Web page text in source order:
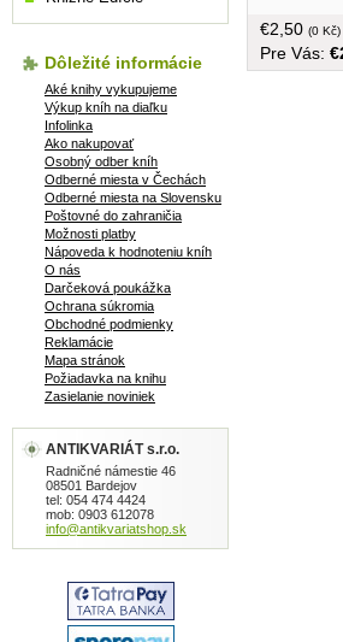
napriek
nie je
€2,50 (0 Kč)
Pre Vás:
Dôležité informácie
Aké knihy vykupujeme
Výkup kníh na diaľku
Infolinka
Ako nakupovať
Osobný odber kníh
Odberné miesta v Čechách
Odberné miesta na Slovensku
Poštovné do zahraničia
Možnosti platby
Nápoveda k hodnoteniu kníh
O nás
Darčeková poukážka
Ochrana súkromia
Obchodné podmienky
Reklamácie
Mapa stránok
Požiadavka na knihu
Zasielanie noviniek
ANTIKVARIÁT s.r.o.
Radničné námestie 46
08501 Bardejov
tel: 054 474 4424
mob: 0903 612078
info@antikvariatshop.sk